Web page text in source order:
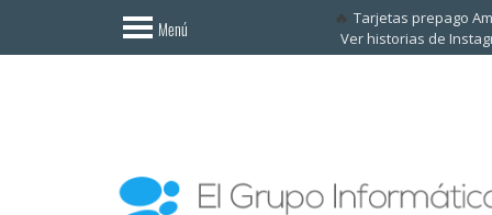
Menú Tarjetas prepago
Ver historias de
sesión /